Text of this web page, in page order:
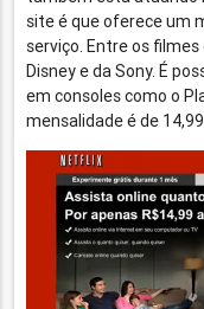
site é que oferece um
serviço. Entre os
Disney e da Sony. É
em consoles como o
mensalidade é de